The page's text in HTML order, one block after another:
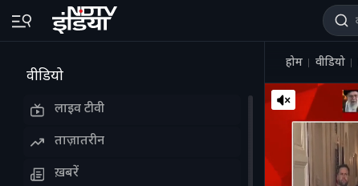
वीडियो
लाइव टीवी
ताज़ातरीन
ख़बरें
होम वीडियो